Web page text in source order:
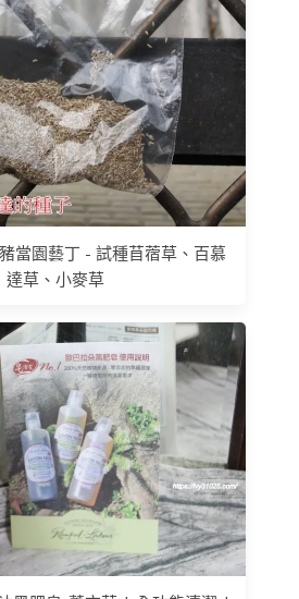
當園藝丁 - 試種苜蓿草、百慕
達草、小麥草